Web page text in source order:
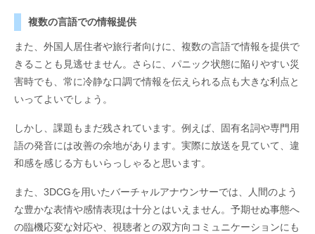
複数の言語での情報提供
また、外国人居住者や旅行者向けに、複数の言語で情報を提供で
きることも見逃せません。さらに、パニック状態に陥りやすい災
害時でも、常に冷静な口調で情報を伝えられる点も大きな利点と
いってよいでしょう。
しかし、課題もまだ残されています。例えば、固有名詞や専門用
語の発音には改善の余地があります。実際に放送を見ていて、違
和感を感じる方もいらっしゃると思います。
また、3DCGを用いたバーチャルアナウンサーでは、人間のよう
な豊かな表情や感情表現は十分とはいえません。予期せぬ事態へ
の臨機応変な対応や、視聴者との双方向コミュニケーションにも